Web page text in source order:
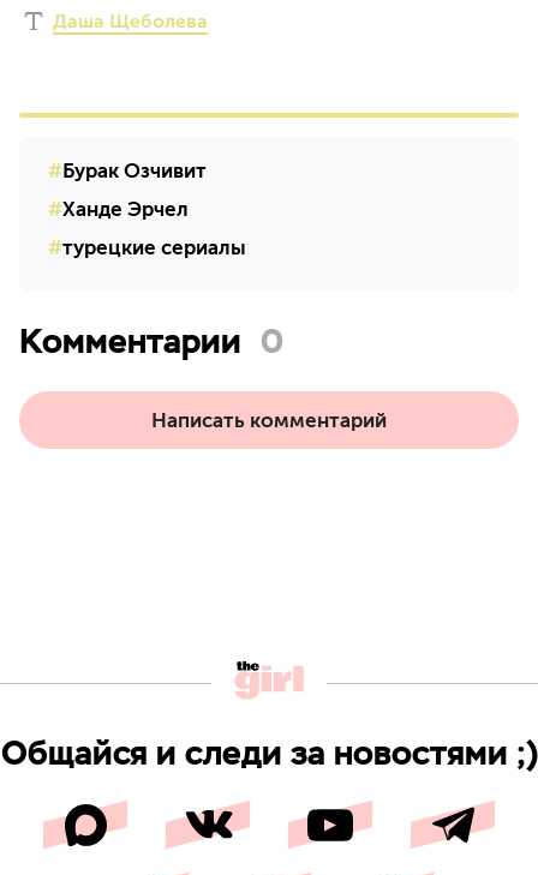
Даша Щеболева
Бурак Озчивит
Ханде Эрчел
турецкие сериалы
Комментарии 0
Написать комментарий
Общайся и следи за новостями ;)